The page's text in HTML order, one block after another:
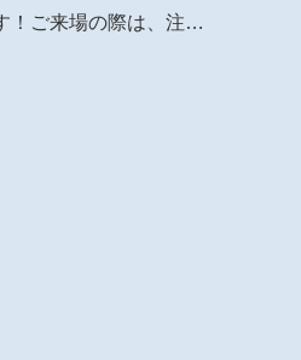
！ご来場の際は、注…